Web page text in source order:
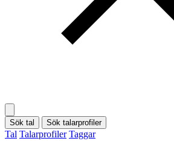
Sök tal Sök talarprofiler
Tal Talarprofiler Taggar